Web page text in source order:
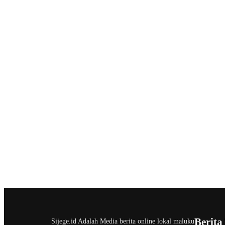
Sijege.id Adalah Media berita online lokal malukuBerita